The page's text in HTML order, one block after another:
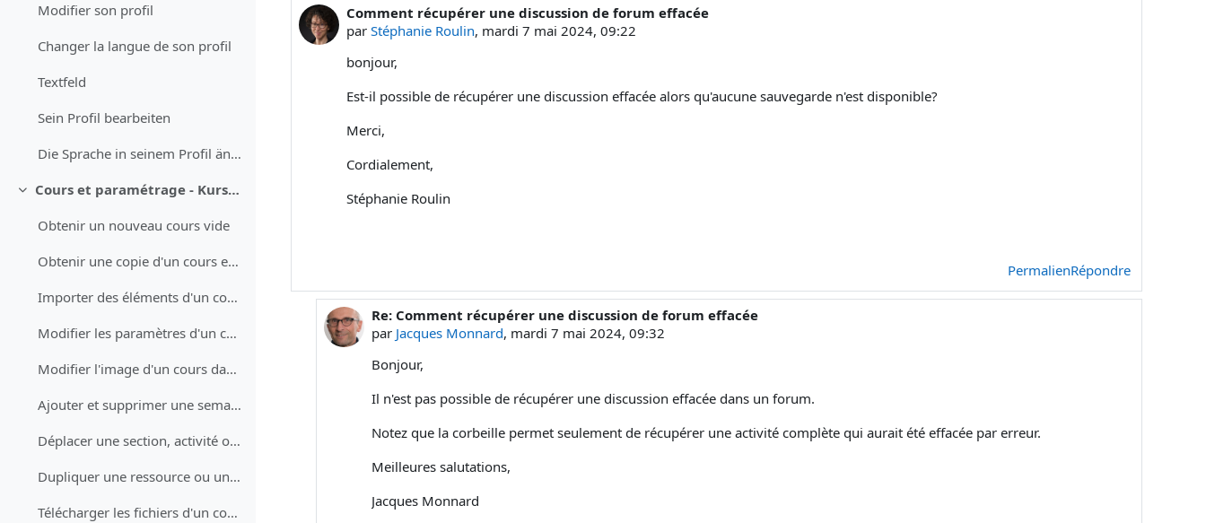
Modifier son profil
Changer la langue de son profil
Textfeld
Sein Profil bearbeiten
Die Sprache in seinem Profil ändern
Replier
Cours et paramétrage - Kurse und Einstellungen
Obtenir un nouveau cours vide
Obtenir une copie d'un cours existant
Importer des éléments d'un cours (test QCM, devoir, questions)
Modifier les paramètres d'un cours
Modifier l'image d'un cours dans le tableau de bord
Ajouter et supprimer une semaine ou une section
Déplacer une section, activité ou ressource par glisser-déplacer
Dupliquer une ressource ou une activité
Télécharger les fichiers d'un cours (étudiant·e)
Comment récupérer une discussion de forum effacée
par Stéphanie Roulin, mardi 7 mai 2024, 09:22
Nombre de réponses : 1
bonjour,
Est-il possible de récupérer une discussion effacée alors qu'aucune sauvegarde n'est disponible?
Merci,
Cordialement,
Stéphanie Roulin
PermalienRépondre
En réponse à Stéphanie Roulin
Re: Comment récupérer une discussion de forum effacée
par Jacques Monnard, mardi 7 mai 2024, 09:32
Bonjour,
Il n'est pas possible de récupérer une discussion effacée dans un forum.
Notez que la corbeille permet seulement de récupérer une activité complète qui aurait été effacée par erreur.
Meilleures salutations,
Jacques Monnard